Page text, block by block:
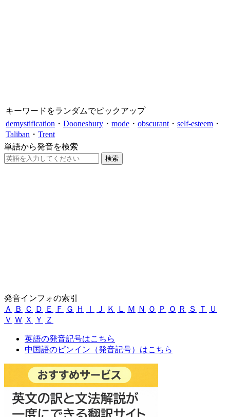
キーワードをランダムでピックアップ
demystification ・ Doonesbury ・ mode ・ obscurant ・ self-esteem ・
Taliban ・ Trent
単語から発音を検索
発音インフォの索引
Ａ
Ｂ Ｃ Ｄ Ｅ Ｆ Ｇ Ｈ Ｉ Ｊ Ｋ Ｌ Ｍ Ｎ Ｏ Ｐ Ｑ Ｒ Ｓ Ｔ
Ｕ
Ｖ Ｗ Ｘ Ｙ Ｚ
英語の発音記号はこちら
中国語のピンイン（発音記号）はこちら